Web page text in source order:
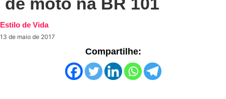
Estilo de Vida
13 de maio de 2017
Compartilhe: